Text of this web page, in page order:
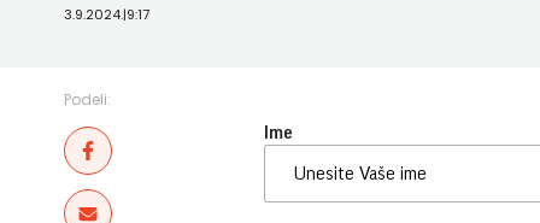
3.9.2024.|9:17
Podeli:
Ime